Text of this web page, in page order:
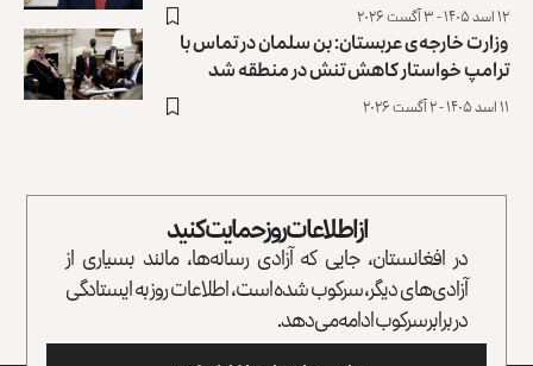
۱۲ اسد ۱۴۰۵ - ۳ آگست ۲۰۲۶
وزارت خارجه‌ی عربستان: بن سلمان در تماس با
ترامپ خواستار کاهش تنش در منطقه شد
۱۱ اسد ۱۴۰۵ - ۲ آگست ۲۰۲۶
از اطلاعات روز حمایت کنید
در افغانستان، جایی که آزادی رسانه‌ها، مانند بسیاری از
آزادی‌های دیگر، سرکوب شده است، اطلاعات روز به ایستادگی
در برابر سرکوب ادامه می‌دهد.